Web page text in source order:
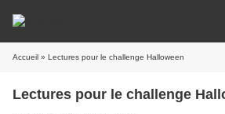
Accueil » Lectures pour le challenge Halloween
Lectures pour le challenge